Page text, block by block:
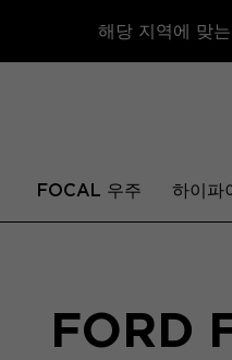
해당 지역에 맞
FOCAL 우주 하이파
FORD